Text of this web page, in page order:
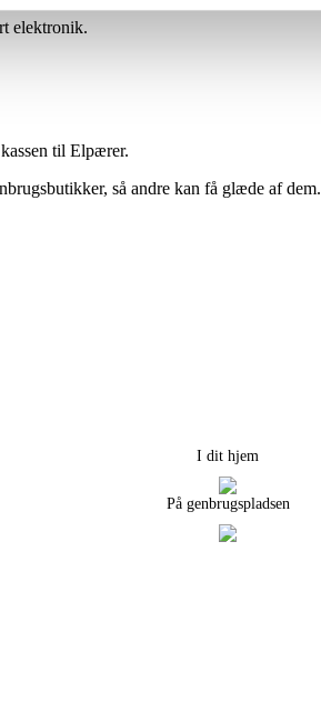
elektronik.
til Elpærer.
så andre kan få glæde af dem.
I dit hjem
På genbrugspladsen